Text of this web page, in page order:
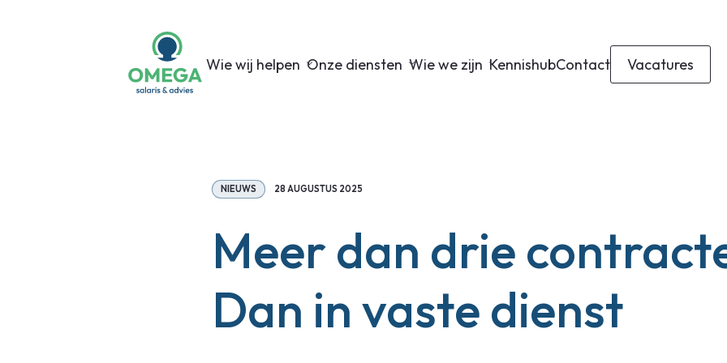
Wie wij helpen Onze diensten Wie we zijn KennishubContact Vacatures
NIEUWS 28 AUGUSTUS 2025
Meer dan drie
Dan in vaste dienst